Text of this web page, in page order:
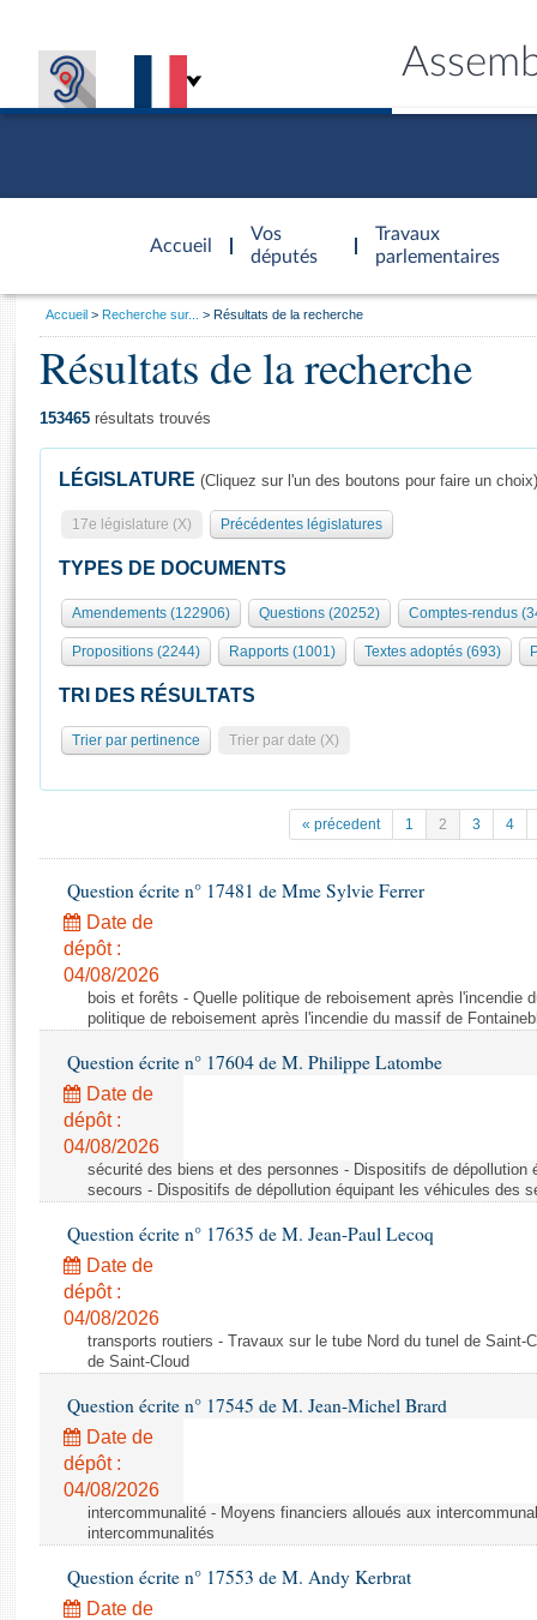
Accueil
d'accueil
Vos
députés
Travaux
parlementaires
Présidence
577 députés
Groupes politiques
Séance publique
Commissions et autres organes
Europe et International
Pétitions
Projets de loi
Propositions de loi
Amendements
Textes adoptés
Rapports législatifs
Rapports sur l'application des lois
Baromètre de l’application des lois
Dossiers législatifs
Budget et sécurité sociale
Questions écrites et orales
Comptes rendus des débats
Général
Rôle et pouvoirs de l'Assemblée
Organisation de l'Assemblée
Présidence Conférence des Présidents Bureau Collège des
Statistiques et chiffres clés
( Constitution | Règlement de l'Assemblée ... )
Histoire
Juniors
Anciennes législatures
Visiter l'Assemblée
Visite virtuelle du palais Bourbon
Assister à une séance
Contacts et plan d'accès
Photos libres de droit
Vous
Accueil Recherche sur... Résultats de la recherche
Résultats de la recherche
153465 résultats trouvés
LÉGISLATURE (Cliquez sur l'un des boutons pour faire un choix)
17e législature (X) Précédentes législatures
TYPES DE DOCUMENTS
Amendements (122906) Questions (20252) Comptes-rendus
Propositions (2244) Rapports (1001) Textes adoptés (693)
TRI DES RÉSULTATS
Trier par pertinence Trier par date (X)
« précedent 1 2 3 4
Question écrite n° 17481 de Mme Sylvie Ferrer
Date de
dépôt :
04/08/2026
bois et forêts - Quelle politique de reboisement après l'incendie
politique de reboisement après l'incendie du massif de
Question écrite n° 17604 de M. Philippe Latombe
Date de
dépôt :
04/08/2026
sécurité des biens et des personnes - Dispositifs de
secours - Dispositifs de dépollution équipant les véhicules des
Question écrite n° 17635 de M. Jean-Paul Lecoq
Date de
dépôt :
04/08/2026
transports routiers - Travaux sur le tube Nord du tunel de Saint-
de Saint-Cloud
Question écrite n° 17545 de M. Jean-Michel Brard
Date de
dépôt :
04/08/2026
intercommunalité - Moyens financiers alloués aux
intercommunalités
Question écrite n° 17553 de M. Andy Kerbrat
Date de